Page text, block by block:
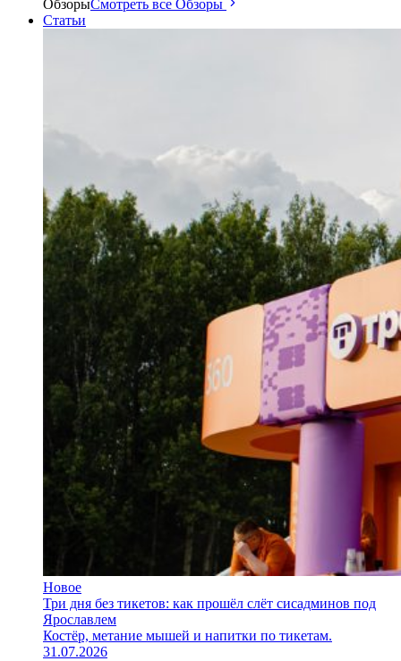
ОбзорыСмотреть все Обзоры
Статьи
Новое
Три дня без тикетов: как прошёл слёт сисадминов под
Ярославлем
Костёр, метание мышей и напитки по тикетам.
31.07.2026